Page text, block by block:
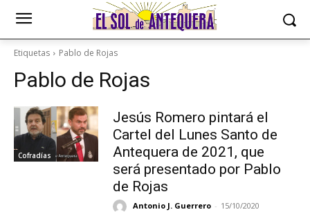
Etiquetas Pablo de Rojas
Pablo de Rojas
Cofradías
Jesús Romero pintará el
Cartel del Lunes Santo de
Antequera de 2021, que
será presentado por Pablo
de Rojas
Antonio J. Guerrero - 15/10/2020